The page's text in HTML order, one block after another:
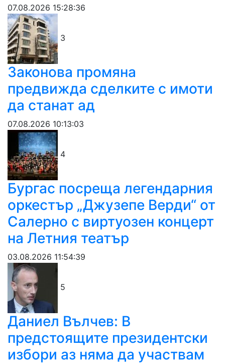
07.08.2026 15:28:36
3
Законова промяна
предвижда сделките с имоти
да станат ад
07.08.2026 10:13:03
4
Бургас посреща легендарния
оркестър „Джузепе Верди“ от
Салерно с виртуозен концерт
на Летния театър
03.08.2026 11:54:39
5
Даниел Вълчев: В
предстоящите президентски
избори аз няма да участвам